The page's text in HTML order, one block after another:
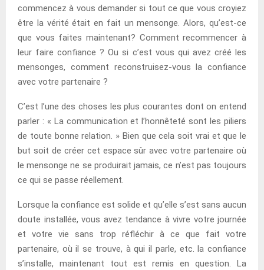
commencez à vous demander si tout ce que vous croyiez
être la vérité était en fait un mensonge. Alors, qu’est-ce
que vous faites maintenant? Comment recommencer à
leur faire confiance ? Ou si c’est vous qui avez créé les
mensonges, comment reconstruisez-vous la confiance
avec votre partenaire ?
C’est l’une des choses les plus courantes dont on entend
parler : « La communication et l’honnêteté sont les piliers
de toute bonne relation. » Bien que cela soit vrai et que le
but soit de créer cet espace sûr avec votre partenaire où
le mensonge ne se produirait jamais, ce n’est pas toujours
ce qui se passe réellement.
Lorsque la confiance est solide et qu’elle s’est sans aucun
doute installée, vous avez tendance à vivre votre journée
et votre vie sans trop réfléchir à ce que fait votre
partenaire, où il se trouve, à qui il parle, etc. la confiance
s’installe, maintenant tout est remis en question. La